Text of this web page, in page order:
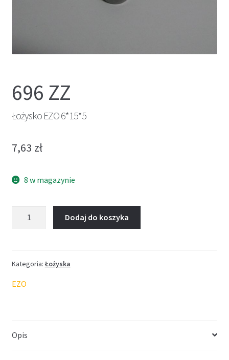
696 ZZ
Łożysko EZO 6*15*5
7,63 zł
8 w magazynie
Dodaj do koszyka
Kategoria: Łożyska
EZO
Opis